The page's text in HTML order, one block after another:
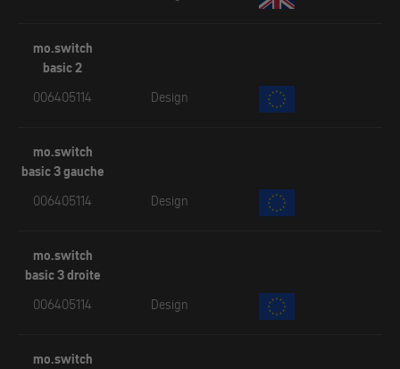
mo.switch
basic 2
006405114
Design
mo.switch
basic 3 gauche
006405114
Design
mo.switch
basic 3 droite
006405114
Design
mo.switch